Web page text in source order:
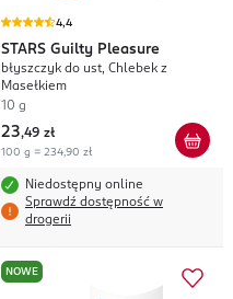
4,4
STARS Guilty Pleasure
błyszczyk do ust, Chlebek z
Masełkiem
10 g
23,49 zł
100 g = 234,90 zł
Niedostępny online
Sprawdź dostępność w
drogerii
NOWE